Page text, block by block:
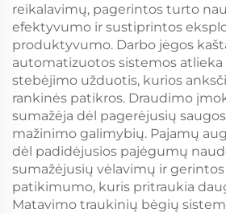
reikalavimų, pagerintos turto
efektyvumo ir sustiprintos
produktyvumo. Darbo jėgos
automatizuotos sistemos atlieka
stebėjimo užduotis, kurios
rankinės patikros. Draudimo
sumažėja dėl pagerėjusių
mažinimo galimybių. Pajamų
dėl padidėjusios pajėgumų
sumažėjusių vėlavimų ir
patikimumo, kuris pritraukia
Matavimo traukinių bėgių